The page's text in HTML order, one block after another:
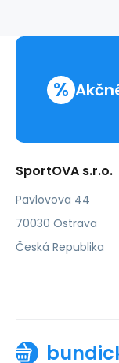
%
SportOVA s.r.o.
Pavlovova 44
70030 Ostrava
Česká Republika